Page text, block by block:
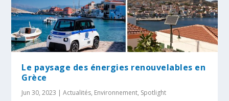
Le paysage des énergies renouvelables en
Grèce
Jun 30, 2023 |Actualités, Environnement, Spotlight